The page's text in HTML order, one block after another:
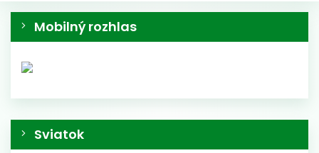
Mobilný rozhlas
Sviatok